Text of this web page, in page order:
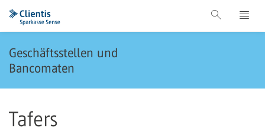
Geschäftsstellen und
Bancomaten
Tafers